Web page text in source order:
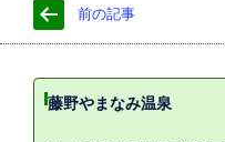
前の記事
藤野やまなみ温泉